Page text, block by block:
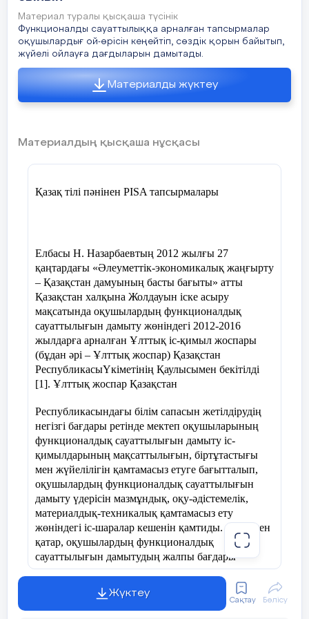
ІІ тур. Сұрақтарға жауап беру.
1. Жүрсін бектер бес нәрседен алыстап,
Есі болса, жұрнақ болса намыстан.
Ж.Баласағұнның шығармасынан айтылған
ойдың негізгі идеясы қандай? «Құтты
кейіпкерлері кімдер?
келтір.
4. Сөйлемге толық (асты сызылған сөзге
сөз құрамына, лексикалық, фонетикалық)
талдау жаса.
Олжабексол түтіннің дәл түбінде көк
өгізшені жіліктеп бұзып отыр.
5. «Ұстаз – ұлы есім» Өз ойыңды
ойтолғау түрінде жаз.
тоқтата алмайсың. Мен ойымша уақыт
алтыннан қымбат .
Материал туралы қысқаша түсінік
Функционалды сауаттылыққа арналған тапсырмалар
оқушылардығ ой-өрісін кеңейтіп, сөздік қорын байытып,
жүйелі ойлауға дағдыларын дамытады.
Материалды жүктеу
Материалдың қысқаша нұсқасы
Қазақ тілі пәнінен PISA тапсырмалары
Елбасы Н. Назарбаевтың 2012 жылғы 27
қаңтардағы «Әлеуметтік-экономикалық жаңғырту
– Қазақстан дамуының басты бағыты» атты
Қазақстан халқына Жолдауын іске асыру
мақсатында оқушылардың функционалдық
сауаттылығын дамыту жөніндегі 2012-2016
жылдарға арналған Ұлттық іс-қимыл жоспары
(бұдан әрі – Ұлттық жоспар) Қазақстан
РеспубликасыҮкіметінің Қаулысымен бекітілді
[1]. Ұлттық жоспар Қазақстан
Республикасындағы білім сапасын жетілдірудің
негізгі бағдары ретінде мектеп оқушыларының
функционалдық сауаттылығын дамыту іс-
қимылдарының мақсаттылығын, біртұтастығы
мен жүйелілігін қамтамасыз етуге бағытталып,
оқушылардың функционалдық сауаттылығын
дамыту үдерісін мазмұндық, оқу-әдістемелік,
материалдық-техникалық қамтамасыз ету
жөніндегі іс-шаралар кешенін қамтиды. Сонымен
қатар, оқушылардың функционалдық
сауаттылығын дамытудың жалпы бағдары
Қазақстан Республикасында білім беруді
дамытудың 2011-2020 жылдарға арналған
мемлекеттік бағдарламасында да анық
көрсетілген [2].
Жүктеу
Сақтау Бөлісу